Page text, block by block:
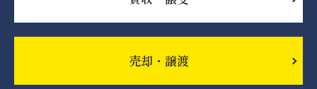
売却・譲渡